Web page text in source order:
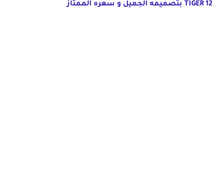
TIGER 12 بتصميمه الجميل و سعره الممتاز